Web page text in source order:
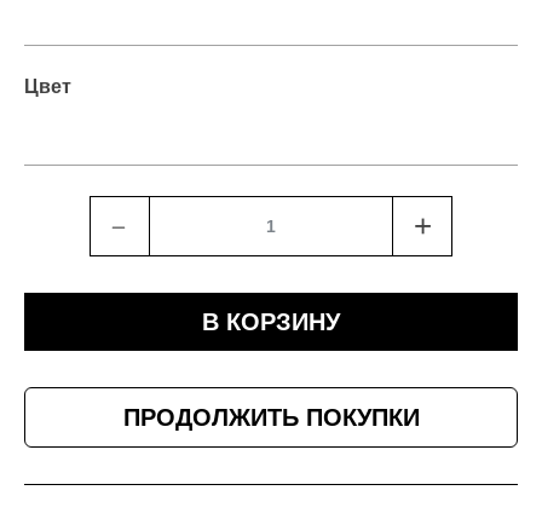
Цвет
﹣ +
В КОРЗИНУ
ПРОДОЛЖИТЬ ПОКУПКИ